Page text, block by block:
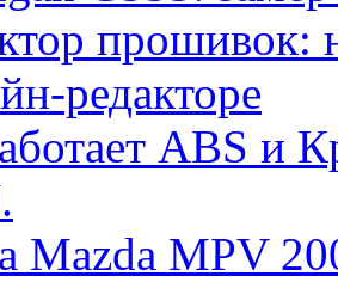
прошивок:
редакторе
ABS и
Mazda MPV